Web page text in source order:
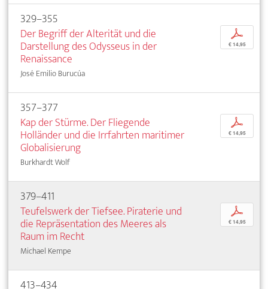
329–355
Der Begriff der Alterität und die
Darstellung des Odysseus in der
Renaissance
José Emilio Burucúa
p
€ 14,95
357–377
Kap der Stürme. Der Fliegende
Holländer und die Irrfahrten maritimer
Globalisierung
Burkhardt Wolf
p
€ 14,95
379–411
Teufelswerk der Tiefsee. Piraterie und
die Repräsentation des Meeres als
Raum im Recht
Michael Kempe
p
€ 14,95
413–434